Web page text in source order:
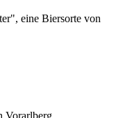
eine Biersorte von
Vorarlberg